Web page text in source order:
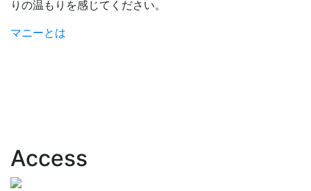
りの温もりを感じてください。
マニーとは
Access